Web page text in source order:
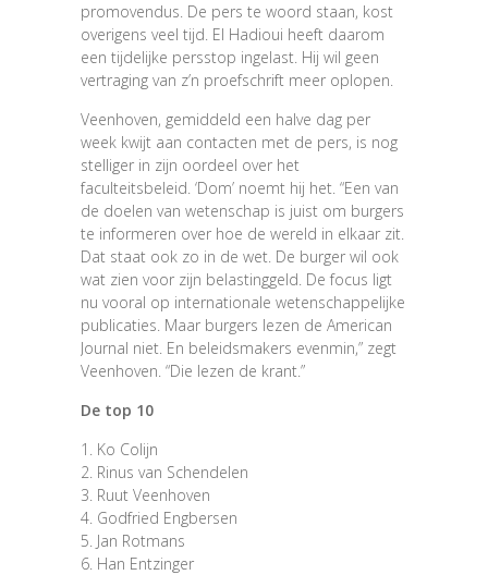
promovendus. De pers te woord staan, kost
overigens veel tijd. El Hadioui heeft daarom
een tijdelijke persstop ingelast. Hij wil geen
vertraging van z’n proefschrift meer oplopen.
Veenhoven, gemiddeld een halve dag per
week kwijt aan contacten met de pers, is nog
stelliger in zijn oordeel over het
faculteitsbeleid. ‘Dom’ noemt hij het. “Een van
de doelen van wetenschap is juist om burgers
te informeren over hoe de wereld in elkaar zit.
Dat staat ook zo in de wet. De burger wil ook
wat zien voor zijn belastinggeld. De focus ligt
nu vooral op internationale wetenschappelijke
publicaties. Maar burgers lezen de American
Journal niet. En beleidsmakers evenmin,” zegt
Veenhoven. “Die lezen de krant.”
De top 10
1. Ko Colijn
2. Rinus van Schendelen
3. Ruut Veenhoven
4. Godfried Engbersen
5. Jan Rotmans
6. Han Entzinger